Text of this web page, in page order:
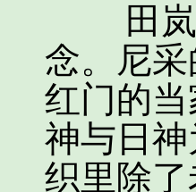
田岚说
念。尼
红门的
神与日
织里除